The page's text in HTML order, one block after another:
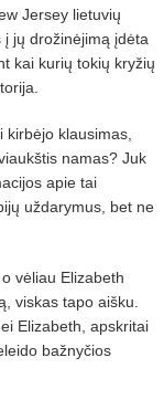
Jersey lietuvių
jų drožinėjimą įdėta
kai kurių tokių kryžių
klausimas,
namas? Juk
apie tai
uždarymus, bet ne
vėliau Elizabeth
viskas tapo aišku.
Elizabeth, apskritai
bažnyčios